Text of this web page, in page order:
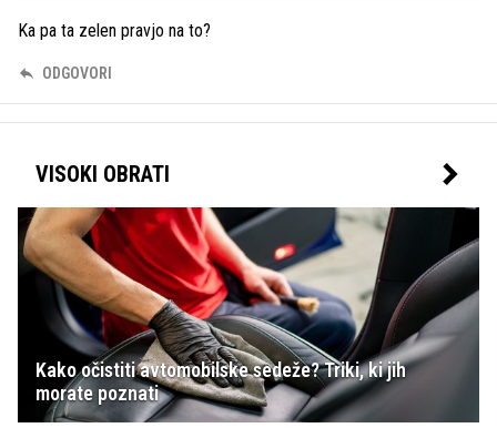
Ka pa ta zelen pravjo na to?
ODGOVORI
VISOKI OBRATI
Kako očistiti avtomobilske sedeže? Triki, ki jih
morate poznati